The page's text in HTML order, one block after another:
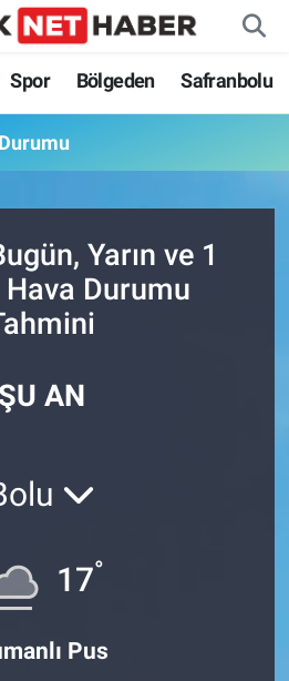
Spor Bölgeden Safranbolu
Yarın ve 1
Hava Durumu
ŞU AN
17°
Pus